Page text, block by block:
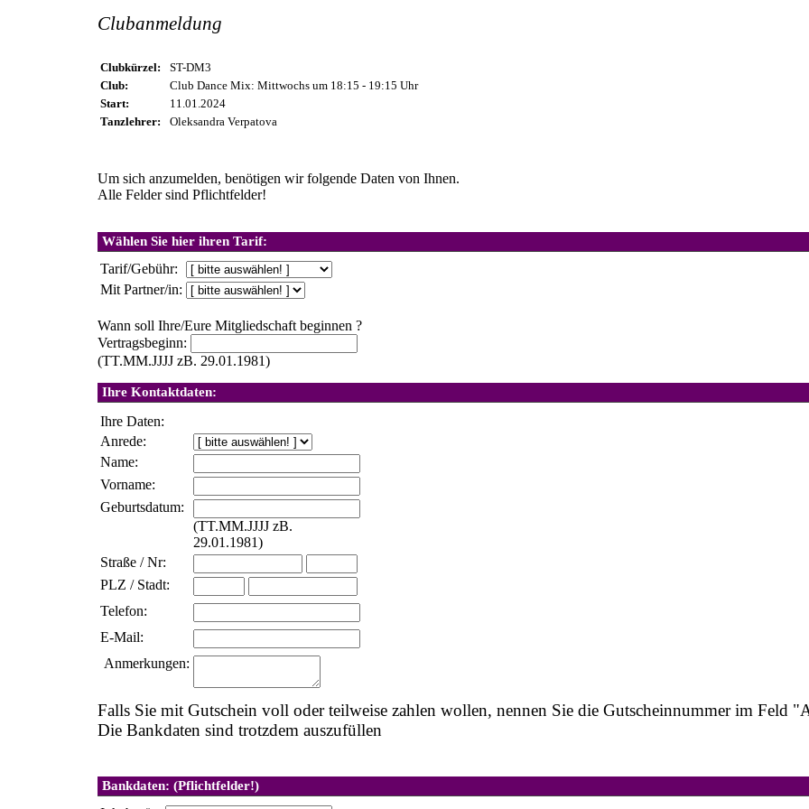
Clubanmeldung
Clubkürzel:
ST-DM3
Club:
Club Dance Mix: Mittwochs um 18:15 - 19:15 Uhr
Start:
11.01.2024
Tanzlehrer:
Oleksandra Verpatova
Um sich anzumelden, benötigen wir folgende Daten von Ihnen.
Alle Felder sind Pflichtfelder!
Wählen Sie hier ihren Tarif:
Tarif/Gebühr:
Mit Partner/in:
Wann soll Ihre/Eure Mitgliedschaft beginnen ?
Vertragsbeginn:
(TT.MM.JJJJ zB. 29.01.1981)
Ihre Kontaktdaten:
Ihre Daten:
Anrede:
Name:
Vorname:
Geburtsdatum:
(TT.MM.JJJJ zB.
29.01.1981)
Straße / Nr:
PLZ / Stadt:
Telefon:
E-Mail:
Anmerkungen:
Falls Sie mit Gutschein voll oder teilweise zahlen wollen, nennen Sie die Gutscheinnummer im Feld
Die Bankdaten sind trotzdem auszufüllen
Bankdaten: (Pflichtfelder!)